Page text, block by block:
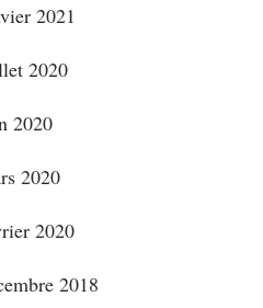
2021
2020
2020
2020
2020
2018